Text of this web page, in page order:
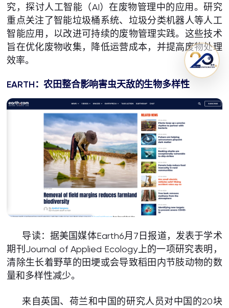
究，探讨人工智能（AI）在废物管理中的应用。研究
重点关注了智能垃圾桶系统、垃圾分类机器人等人工
智能应用，以改进可持续的废物管理实践。这些技术
旨在优化废物收集，降低运营成本，并提高废物处理
效率。
EARTH：农田整合影响害虫天敌的生物多样性
导读：据美国媒体Earth6月7日报道，发表于学术
期刊Journal of Applied Ecology上的一项研究表明，
清除生长着野草的田埂或会导致稻田内节肢动物的数
量和多样性减少。
来自英国、荷兰和中国的研究人员对中国的20块